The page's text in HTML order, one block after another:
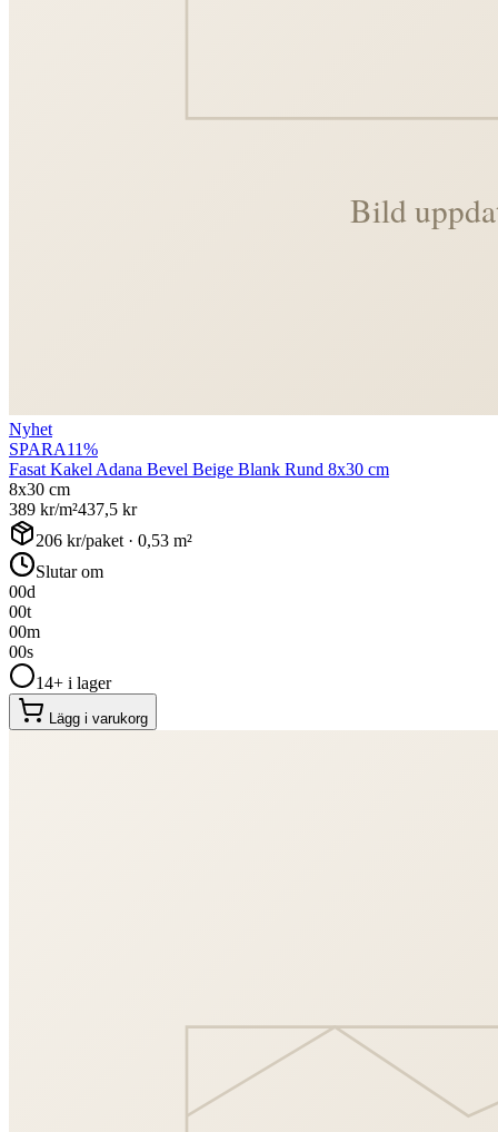
Nyhet
SPARA11%
Fasat Kakel Adana Bevel Beige Blank Rund 8x30 cm
8x30 cm
389 kr/m²437,5 kr
206 kr/paket · 0,53 m²
Slutar om
00d
00t
00m
00s
14+ i lager
Lägg i varukorg